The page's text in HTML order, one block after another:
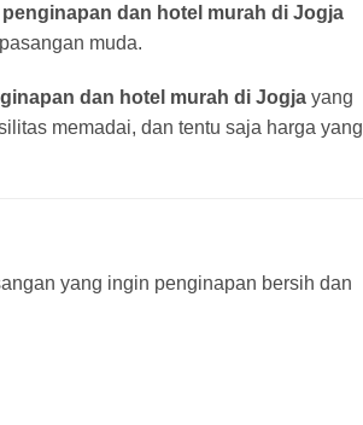
penginapan dan hotel murah di Jogja
muda.
dan hotel murah di Jogja yang
memadai, dan tentu saja harga yang
yang ingin penginapan bersih dan